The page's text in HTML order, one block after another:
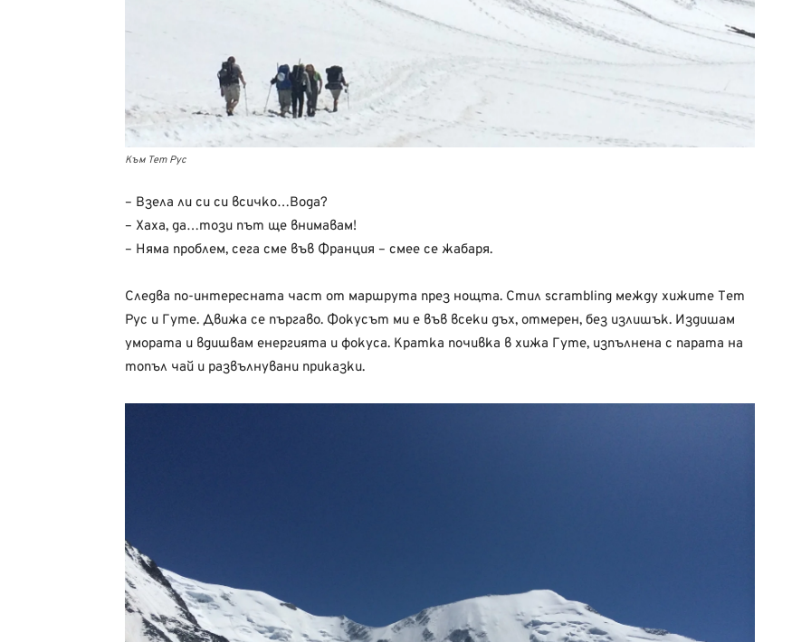
Към Тет Рус
– Взела ли си си всичко…Вода?
– Хаха, да…този път ще внимавам!
– Няма проблем, сега сме във Франция – смее се жабаря.
Следва по-интересната част от маршрута през нощта. Стил scrambling между хижите Тет
Рус и Гуте. Движа се пъргаво. Фокусът ми е във всеки дъх, отмерен, без излишък. Издишам
умората и вдишвам енергията и фокуса. Кратка почивка в хижа Гуте, изпълнена с парата на
топъл чай и развълнувани приказки.